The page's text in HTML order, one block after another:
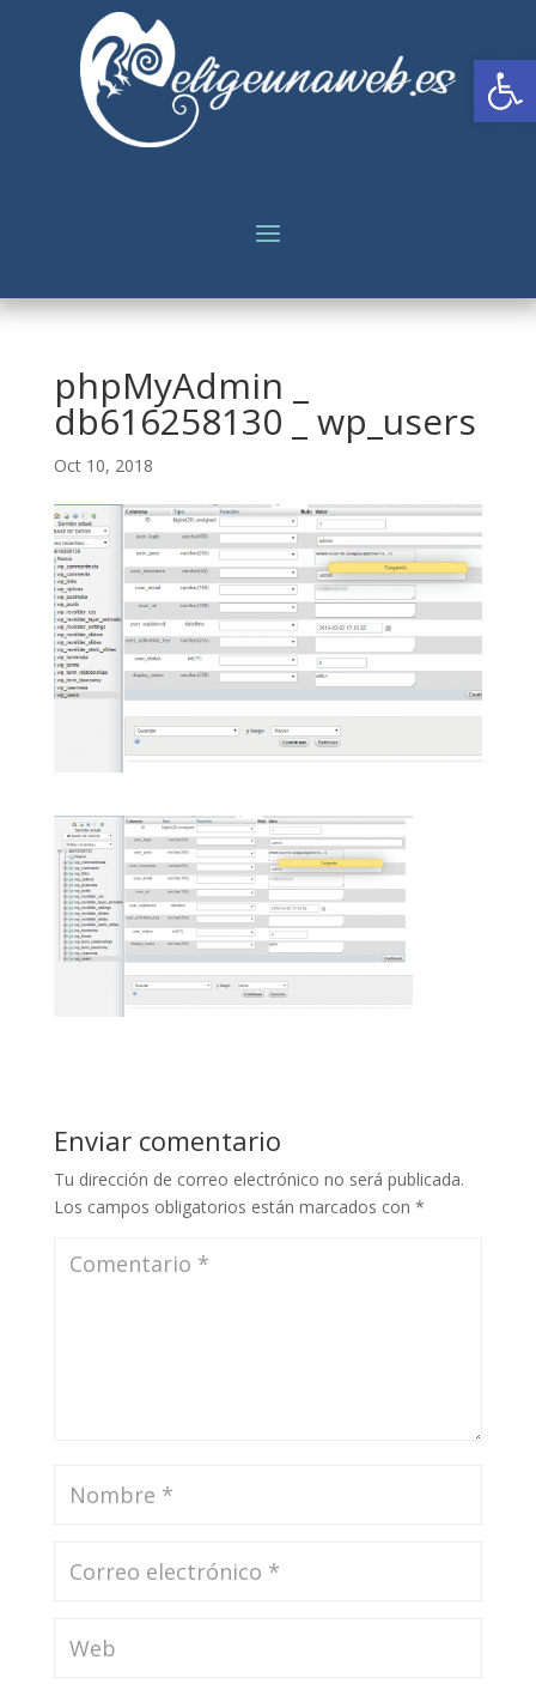
phpMyAdmin _
db616258130 _ wp_users
Oct 10, 2018
Enviar comentario
Tu dirección de correo electrónico no será publicada.
Los campos obligatorios están marcados con *